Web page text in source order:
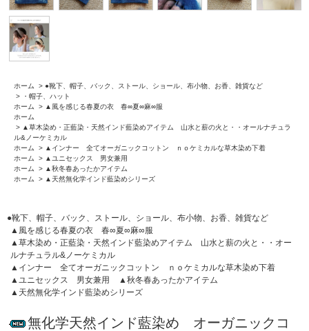
ホーム > ●靴下、帽子、バック、ストール、ショール、布小物、お香、雑貨など
>
・帽子、ハット
ホーム
> ▲風を感じる春夏の衣 春∞夏∞麻∞服
ホーム
> ▲草木染め・正藍染・天然インド藍染めアイテム 山水と薪の火と・・オールナチュラ
ル&ノーケミカル
ホーム
> ▲インナー 全てオーガニックコットン ｎｏケミカルな草木染め下着
ホーム
> ▲ユニセックス 男女兼用
ホーム
> ▲秋冬春あったかアイテム
ホーム
> ▲天然無化学インド藍染めシリーズ
●靴下、帽子、バック、ストール、ショール、布小物、お香、雑貨など
▲風を感じる春夏の衣 春∞夏∞麻∞服
▲草木染め・正藍染・天然インド藍染めアイテム 山水と薪の火と・・オー
ルナチュラル&ノーケミカル
▲インナー 全てオーガニックコットン ｎｏケミカルな草木染め下着
▲ユニセックス 男女兼用
▲秋冬春あったかアイテム
▲天然無化学インド藍染めシリーズ
無化学天然インド藍染め オーガニックコ